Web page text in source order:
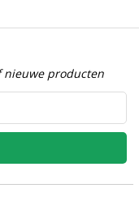
nieuwe producten